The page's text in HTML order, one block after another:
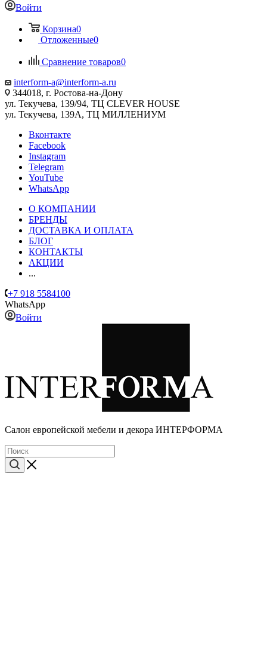
Войти
Корзина0
Отложенные0
Сравнение товаров0
interform-a@interform-a.ru
344018, г. Ростова-на-Дону
ул. Текучева, 139/94, ТЦ CLEVER HOUSE
ул. Текучева, 139А, ТЦ МИЛЛЕНИУМ
Вконтакте
Facebook
Instagram
Telegram
YouTube
WhatsApp
О КОМПАНИИ
БРЕНДЫ
ДОСТАВКА И ОПЛАТА
БЛОГ
КОНТАКТЫ
АКЦИИ
...
+7 918 5584100
WhatsApp
Войти
Cалон европейской мебели и декора ИНТЕРФОРМА